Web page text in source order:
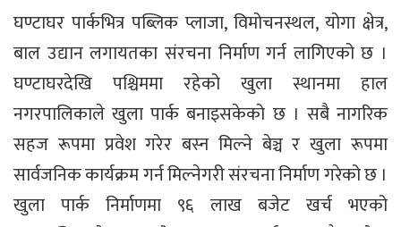
घण्टाघर पार्कभित्र पब्लिक प्लाजा, विमोचनस्थल, योगा क्षेत्र,
बाल उद्यान लगायतका संरचना निर्माण गर्न लागिएको छ ।
घण्टाघरदेखि पश्चिममा रहेको खुला स्थानमा हाल
नगरपालिकाले खुला पार्क बनाइसकेको छ । सबै नागरिक
सहज रूपमा प्रवेश गरेर बस्न मिल्ने बेञ्च र खुला रूपमा
सार्वजनिक कार्यक्रम गर्न मिल्नेगरी संरचना निर्माण गरेको छ ।
खुला पार्क निर्माणमा ९६ लाख बजेट खर्च भएको